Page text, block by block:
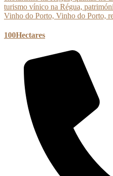
100Hectares